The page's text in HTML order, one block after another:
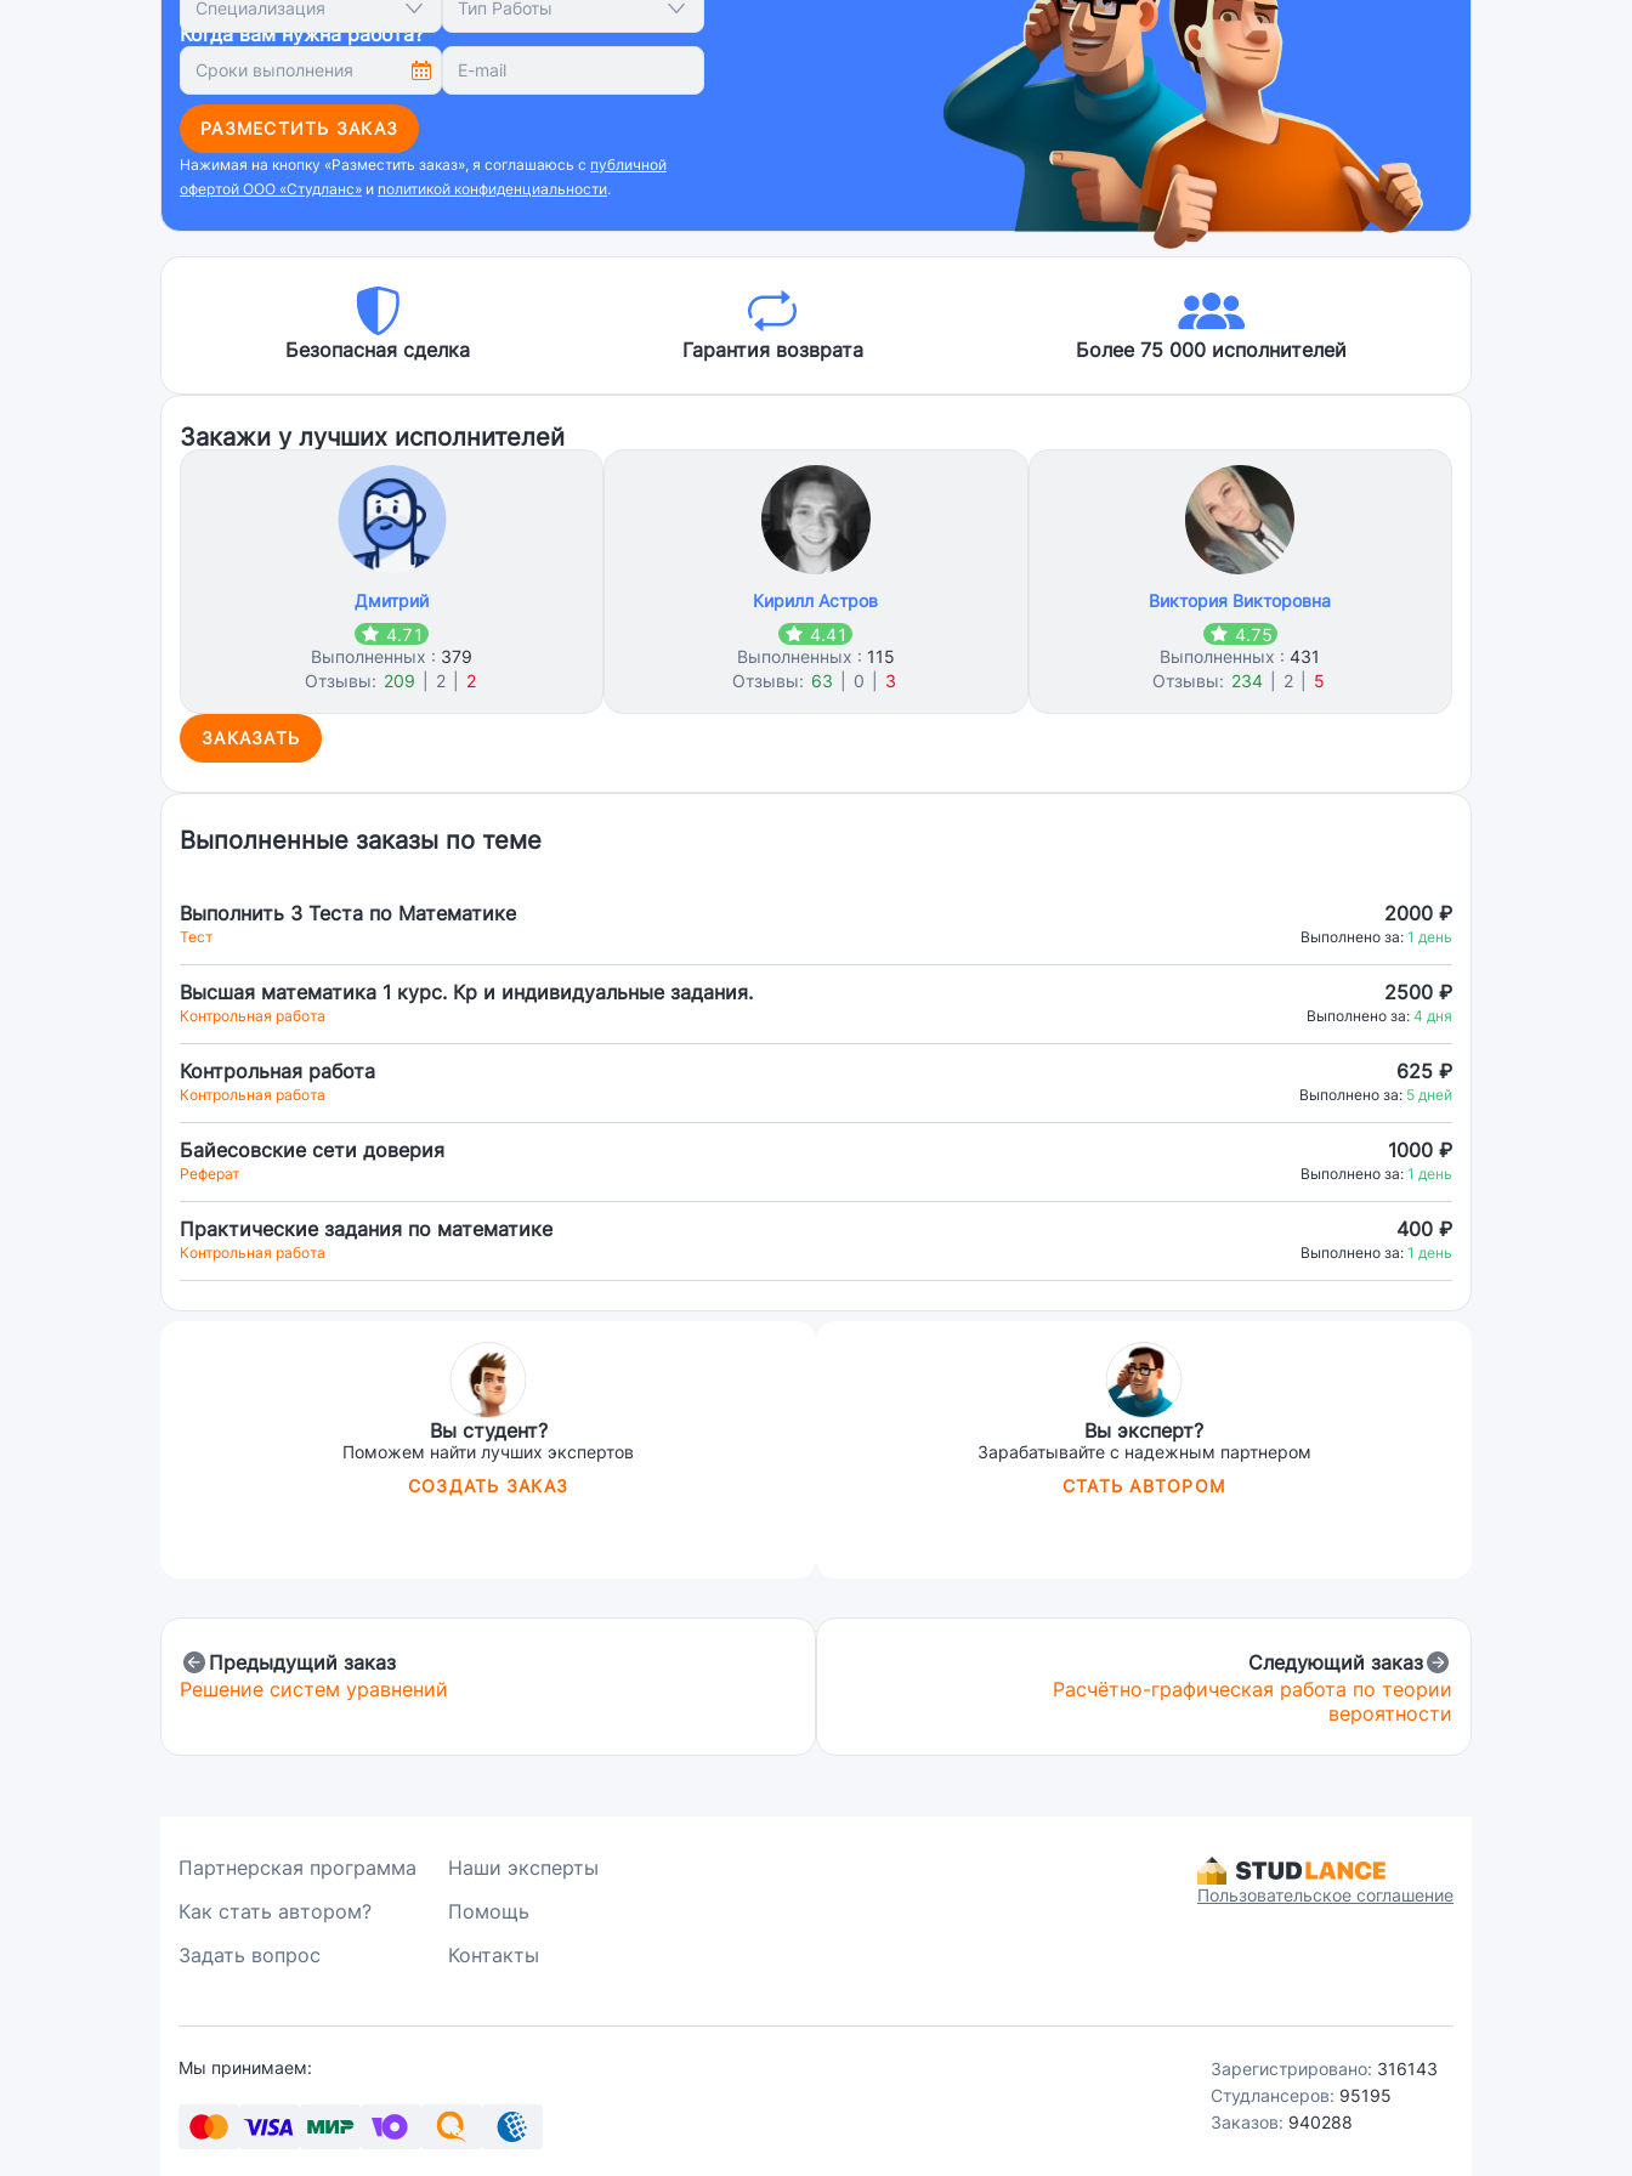
Специализация Тип Работы
Когда вам нужна работа?
РАЗМЕСТИТЬ ЗАКАЗ
Нажимая на кнопку «Разместить заказ», я соглашаюсь с публичной
офертой ООО «Студланс» и политикой конфиденциальности.
Безопасная сделка Гарантия возврата Более 75 000 исполнителей
Закажи у лучших исполнителей
Дмитрий
4.71
Выполненных : 379
Отзывы: 209 2 2
Кирилл Астров
4.41
Выполненных : 115
Отзывы: 63 0 3
Виктория Викторовна
4.75
Выполненных :431
Отзывы: 234 2 5
ЗАКАЗАТЬ
Выполненные заказы по теме
Выполнить 3 Теста по Математике 2000 ₽
Тест Выполнено за: 1 день
Высшая математика 1 курс. Кр и индивидуальные задания. 2500 ₽
Контрольная работа Выполнено за: 4 дня
Контрольная работа 625 ₽
Контрольная работа Выполнено за: 5 дней
Байесовские сети доверия 1000 ₽
Реферат Выполнено за: 1 день
Практические задания по математике 400 ₽
Контрольная работа Выполнено за: 1 день
Вы студент?
Поможем найти лучших экспертов
СОЗДАТЬ ЗАКАЗ
Вы эксперт?
Зарабатывайте с надежным партнером
СТАТЬ АВТОРОМ
Предыдущий заказ
Решение систем уравнений
Следующий заказ
Расчётно-графическая работа по теории
вероятности
Партнерская программа
Наши эксперты
Как стать автором?
Помощь
Задать вопрос
Контакты
Пользовательское соглашение
Мы принимаем: Зарегистрировано: 316143
Студлансеров: 95195
Заказов: 940288